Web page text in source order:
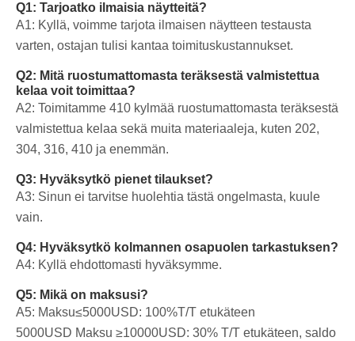
Q1: Tarjoatko ilmaisia ​​näytteitä?
A1: Kyllä, voimme tarjota ilmaisen näytteen testausta
varten, ostajan tulisi kantaa toimituskustannukset.
Q2: Mitä ruostumattomasta teräksestä valmistettua
kelaa voit toimittaa?
A2: Toimitamme 410 kylmää ruostumattomasta teräksestä
valmistettua kelaa sekä muita materiaaleja, kuten 202,
304, 316, 410 ja enemmän.
Q3: Hyväksytkö pienet tilaukset?
A3: Sinun ei tarvitse huolehtia tästä ongelmasta, kuule
vain.
Q4: Hyväksytkö kolmannen osapuolen tarkastuksen?
A4: Kyllä ehdottomasti hyväksymme.
Q5: Mikä on maksusi?
A5: Maksu≤5000USD: 100%T/T etukäteen
5000USD Maksu ≥10000USD: 30% T/T etukäteen, saldo